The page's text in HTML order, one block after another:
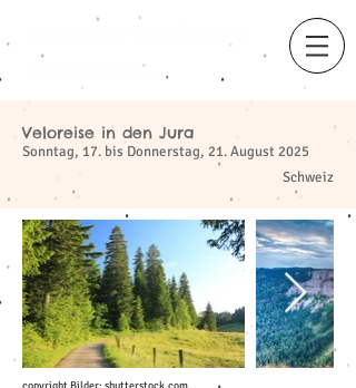
Veloreise in den Jura
Sonntag, 17. bis Donnerstag, 21. August 2025
​
Schweiz